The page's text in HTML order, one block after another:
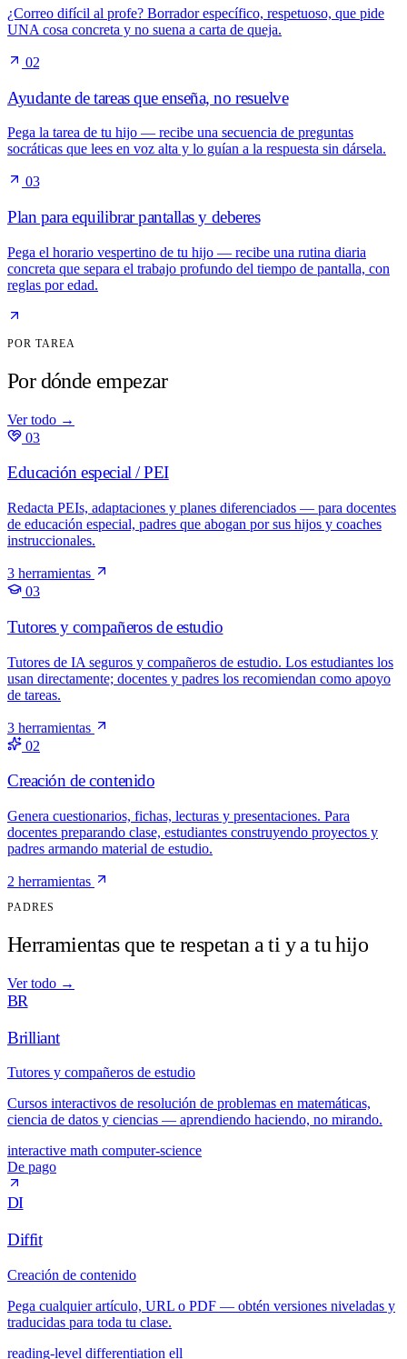
¿Correo difícil al profe? Borrador específico, respetuoso, que pide
UNA cosa concreta y no suena a carta de queja.
02
Ayudante de tareas que enseña, no resuelve
Pega la tarea de tu hijo — recibe una secuencia de preguntas
socráticas que lees en voz alta y lo guían a la respuesta sin dársela.
03
Plan para equilibrar pantallas y deberes
Pega el horario vespertino de tu hijo — recibe una rutina diaria
concreta que separa el trabajo profundo del tiempo de pantalla, con
reglas por edad.
POR TAREA
Por dónde empezar
Ver todo →
03
Educación especial / PEI
Redacta PEIs, adaptaciones y planes diferenciados — para docentes
de educación especial, padres que abogan por sus hijos y coaches
instruccionales.
3 herramientas
03
Tutores y compañeros de estudio
Tutores de IA seguros y compañeros de estudio. Los estudiantes los
usan directamente; docentes y padres los recomiendan como apoyo
de tareas.
3 herramientas
02
Creación de contenido
Genera cuestionarios, fichas, lecturas y presentaciones. Para
docentes preparando clase, estudiantes construyendo proyectos y
padres armando material de estudio.
2 herramientas
PADRES
Herramientas que te respetan a ti y a tu hijo
Ver todo →
BR
Brilliant
Tutores y compañeros de estudio
Cursos interactivos de resolución de problemas en matemáticas,
ciencia de datos y ciencias — aprendiendo haciendo, no mirando.
interactive math computer-science
De pago
DI
Diffit
Creación de contenido
Pega cualquier artículo, URL o PDF — obtén versiones niveladas y
traducidas para toda tu clase.
reading-level differentiation ell